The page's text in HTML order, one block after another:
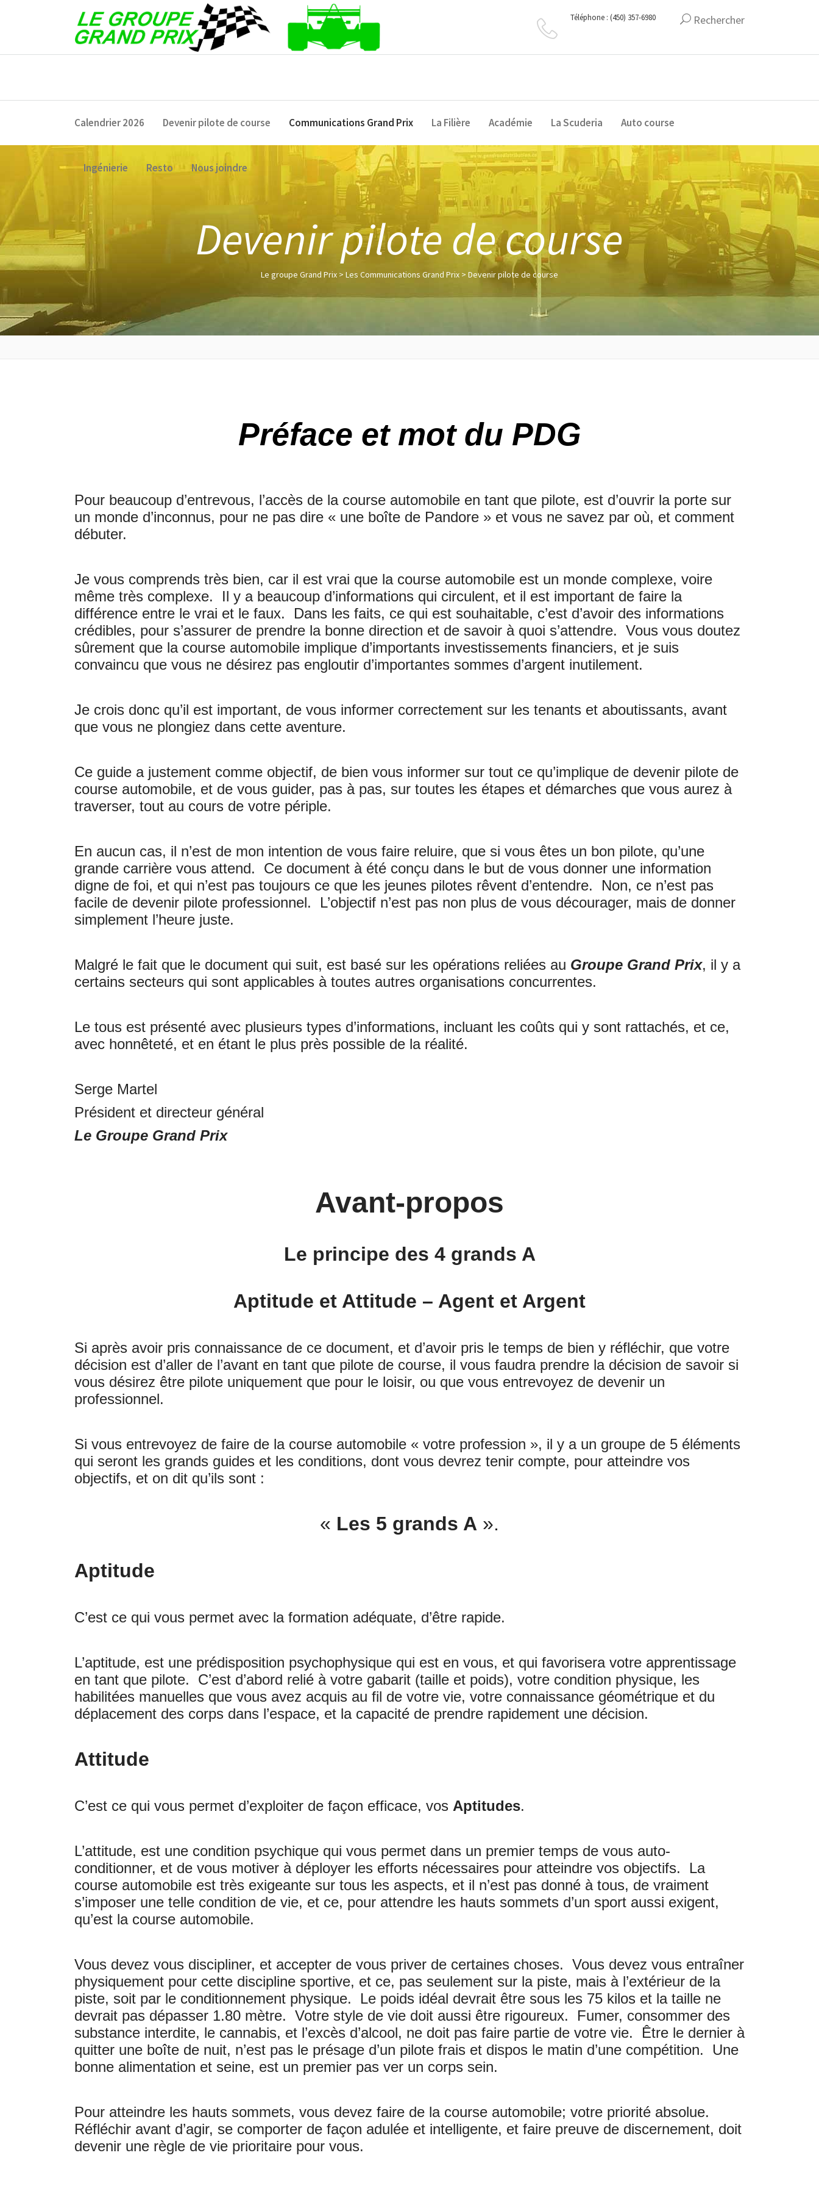
Téléphone : (450) 357-6980 Rechercher
Calendrier 2026 Devenir pilote de course Communications Grand Prix La Filière Académie La Scuderia Auto course
Ingénierie Resto Nous joindre
Devenir pilote de course
Le groupe Grand Prix > Les Communications Grand Prix > Devenir pilote de course
Préface et mot du PDG
Pour beaucoup d’entrevous, l’accès de la course automobile en tant que pilote, est d’ouvrir la porte sur
un monde d’inconnus, pour ne pas dire « une boîte de Pandore » et vous ne savez par où, et comment
débuter.
Je vous comprends très bien, car il est vrai que la course automobile est un monde complexe, voire
même très complexe. Il y a beaucoup d’informations qui circulent, et il est important de faire la
différence entre le vrai et le faux. Dans les faits, ce qui est souhaitable, c’est d’avoir des informations
crédibles, pour s’assurer de prendre la bonne direction et de savoir à quoi s’attendre. Vous vous doutez
sûrement que la course automobile implique d’importants investissements financiers, et je suis
convaincu que vous ne désirez pas engloutir d’importantes sommes d’argent inutilement.
Je crois donc qu’il est important, de vous informer correctement sur les tenants et aboutissants, avant
que vous ne plongiez dans cette aventure.
Ce guide a justement comme objectif, de bien vous informer sur tout ce qu’implique de devenir pilote de
course automobile, et de vous guider, pas à pas, sur toutes les étapes et démarches que vous aurez à
traverser, tout au cours de votre périple.
En aucun cas, il n’est de mon intention de vous faire reluire, que si vous êtes un bon pilote, qu’une
grande carrière vous attend. Ce document à été conçu dans le but de vous donner une information
digne de foi, et qui n’est pas toujours ce que les jeunes pilotes rêvent d’entendre. Non, ce n’est pas
facile de devenir pilote professionnel. L’objectif n’est pas non plus de vous décourager, mais de donner
simplement l’heure juste.
Malgré le fait que le document qui suit, est basé sur les opérations reliées au Groupe Grand Prix, il y a
certains secteurs qui sont applicables à toutes autres organisations concurrentes.
Le tous est présenté avec plusieurs types d’informations, incluant les coûts qui y sont rattachés, et ce,
avec honnêteté, et en étant le plus près possible de la réalité.
Serge Martel
Président et directeur général
Le Groupe Grand Prix
Avant-propos
Le principe des 4 grands A
Aptitude et Attitude – Agent et Argent
Si après avoir pris connaissance de ce document, et d’avoir pris le temps de bien y réfléchir, que votre
décision est d’aller de l’avant en tant que pilote de course, il vous faudra prendre la décision de savoir si
vous désirez être pilote uniquement que pour le loisir, ou que vous entrevoyez de devenir un
professionnel.
Si vous entrevoyez de faire de la course automobile « votre profession », il y a un groupe de 5 éléments
qui seront les grands guides et les conditions, dont vous devrez tenir compte, pour atteindre vos
objectifs, et on dit qu’ils sont :
« Les 5 grands A ».
Aptitude
C’est ce qui vous permet avec la formation adéquate, d’être rapide.
L’aptitude, est une prédisposition psychophysique qui est en vous, et qui favorisera votre apprentissage
en tant que pilote. C’est d’abord relié à votre gabarit (taille et poids), votre condition physique, les
habilitées manuelles que vous avez acquis au fil de votre vie, votre connaissance géométrique et du
déplacement des corps dans l’espace, et la capacité de prendre rapidement une décision.
Attitude
C’est ce qui vous permet d’exploiter de façon efficace, vos Aptitudes.
L’attitude, est une condition psychique qui vous permet dans un premier temps de vous auto-
conditionner, et de vous motiver à déployer les efforts nécessaires pour atteindre vos objectifs. La
course automobile est très exigeante sur tous les aspects, et il n’est pas donné à tous, de vraiment
s’imposer une telle condition de vie, et ce, pour attendre les hauts sommets d’un sport aussi exigent,
qu’est la course automobile.
Vous devez vous discipliner, et accepter de vous priver de certaines choses. Vous devez vous entraîner
physiquement pour cette discipline sportive, et ce, pas seulement sur la piste, mais à l’extérieur de la
piste, soit par le conditionnement physique. Le poids idéal devrait être sous les 75 kilos et la taille ne
devrait pas dépasser 1.80 mètre. Votre style de vie doit aussi être rigoureux. Fumer, consommer des
substance interdite, le cannabis, et l’excès d’alcool, ne doit pas faire partie de votre vie. Être le dernier à
quitter une boîte de nuit, n’est pas le présage d’un pilote frais et dispos le matin d’une compétition. Une
bonne alimentation et seine, est un premier pas ver un corps sein.
Pour atteindre les hauts sommets, vous devez faire de la course automobile; votre priorité absolue.
Réfléchir avant d’agir, se comporter de façon adulée et intelligente, et faire preuve de discernement, doit
devenir une règle de vie prioritaire pour vous.